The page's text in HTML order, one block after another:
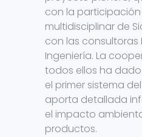
con la
multidisciplinar de
con las consultoras
Ingeniería. La
todos ellos ha
el primer sistema
aporta detallada
el impacto
productos.